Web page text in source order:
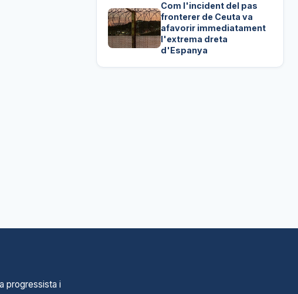
Com l'incident del pas
fronterer de Ceuta va
afavorir immediatament
l'extrema dreta
d'Espanya
progressista i